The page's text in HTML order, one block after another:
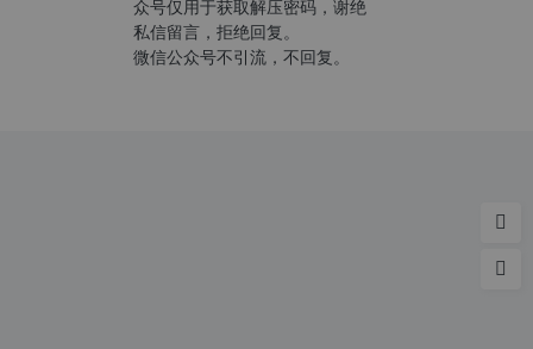
众号仅用于获取解压密码，谢绝
私信留言，拒绝回复。
微信公众号不引流，不回复。